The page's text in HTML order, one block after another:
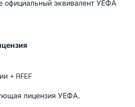
официальный эквивалент УЕФА
+ RFEF
лицензия УЕФА.